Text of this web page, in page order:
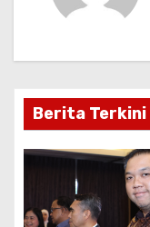
s
i
p
o
s
Berita Terkini